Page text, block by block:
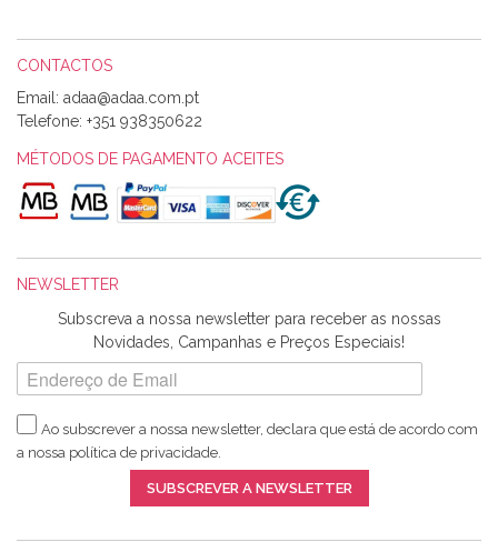
Alexandra Morais
Olá boa Noite. Os meus tecidos chegaram hoje. Muito
obrigada pelo miminho que dá um jeitaço pras minhas linhas
de bordar e não sei o que pões nos tecidos, mas que cheiram
maravilhosamente ... cheiram! :) Muito Obrigada.
Harita a minha encomenda já chegou. :) Muito obrigada pela
rapidez no envio, pela qualidade dos materiais que me
enviaste e pela simpatia de sempre. :)
Catarina Amaro
5 estrelas. Gosto muito do serviço. A Harita Chotalal é muito
CONTACTOS
Email:
Telefone: +351 938350622
MÉTODOS DE PAGAMENTO ACEITES
NEWSLETTER
Subscreva a nossa newsletter para receber as nossas
Novidades, Campanhas e Preços Especiais!
Ao subscrever a nossa newsletter, declara que está de acordo com
a nossa política de privacidade.
SUBSCREVER A NEWSLETTER